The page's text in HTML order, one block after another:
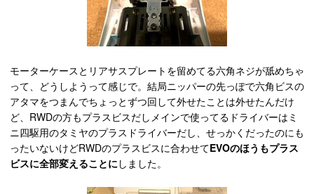
モーターケースとリアサスプレートを留めてる六角ネジが舐めちゃ
って、どうしようって感じで。結局ニッパーの先っぽで六角ビスの
アタマをつまんでちょっとずつ回して外せたことは外せたんだけ
ど、RWDの方もプラスビスだしメインで使ってるドライバーはミ
ニ四駆用のタミヤのプラスドライバーだし、せっかくだったのにも
ったいないけどRWDのプラスビスに合わせてEVOのほうもプラス
ビスに全部変えることにしました。